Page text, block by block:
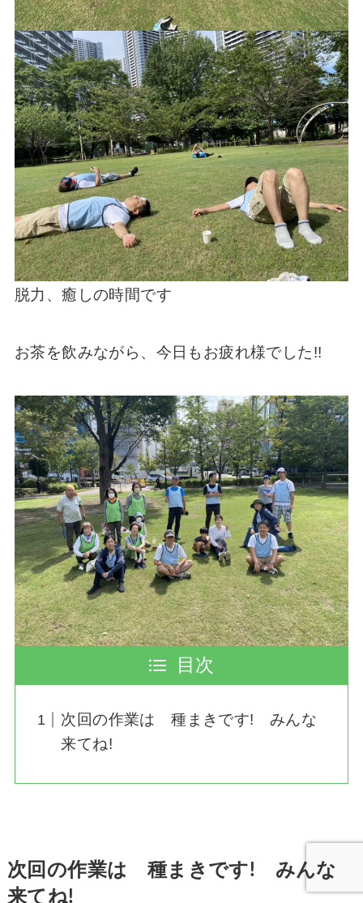
脱力、癒しの時間です
お茶を飲みながら、今日もお疲れ様でした!!
目次
次回の作業は 種まきです! みんな
来てね!
次回の作業は 種まきです! みんな
来てね!